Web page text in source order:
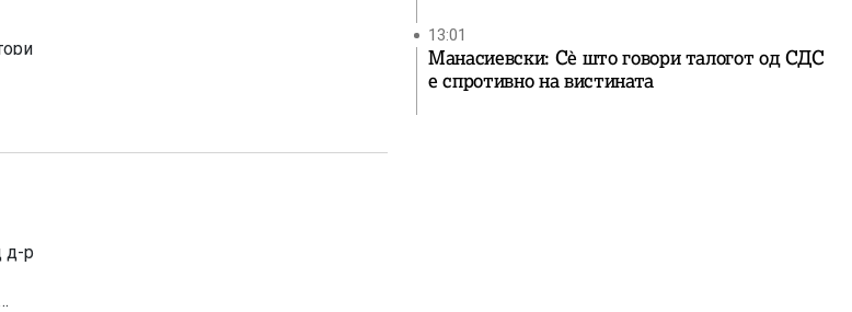
д-р
13:01
Манасиевски: Сè што говори талогот од СДС
е спротивно на вистината